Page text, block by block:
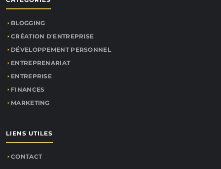
BLOGGING
CRÉATION D'ENTREPRISE
DÉVELOPPEMENT PERSONNEL
ENTREPRENARIAT
ENTREPRISE
FINANCES
MARKETING
LIENS UTILES
CONTACT